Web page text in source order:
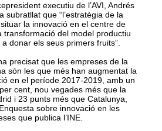
executiu de l’AVI, Andrés
subratllat que “l’estratègia de la
la innovació en el centre de
transformació del model productiu
donar els seus primers fruits”.
precisat que les empreses de la
són les que més han augmentat la
en el període 2017-2019, amb un
cent, nou vegades més que la
i 23 punts més que Catalunya,
sobre innovació en les
que publica l’INE.